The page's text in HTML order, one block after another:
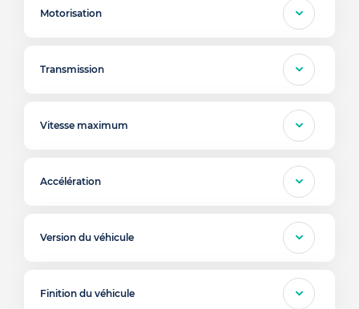
Motorisation
Transmission
Vitesse maximum
Accélération
Version du véhicule
Finition du véhicule